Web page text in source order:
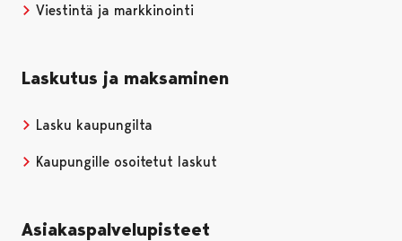
Viestintä ja markkinointi
Laskutus ja maksaminen
Lasku kaupungilta
Kaupungille osoitetut laskut
Asiakaspalvelupisteet